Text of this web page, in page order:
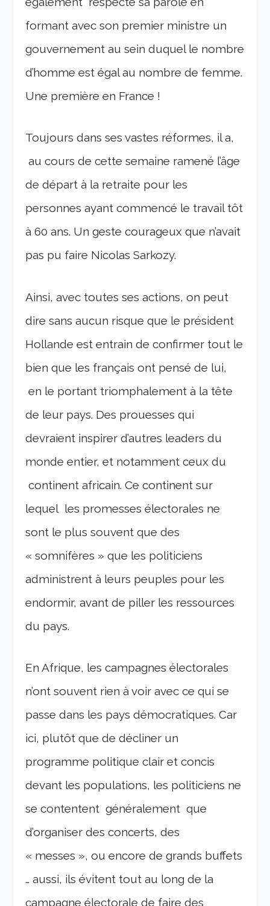
formant avec son premier ministre un
gouvernement au sein duquel le nombre
d’homme est égal au nombre de femme.
Une première en France !
Toujours dans ses vastes réformes, il a,
au cours de cette semaine ramené l’âge
de départ à la retraite pour les
personnes ayant commencé le travail tôt
à 60 ans. Un geste courageux que n’avait
pas pu faire Nicolas Sarkozy.
Ainsi, avec toutes ses actions, on peut
dire sans aucun risque que le président
Hollande est entrain de confirmer tout le
bien que les français ont pensé de lui,
en le portant triomphalement à la tête
de leur pays. Des prouesses qui
devraient inspirer d’autres leaders du
monde entier, et notamment ceux du
continent africain. Ce continent sur
lequel les promesses électorales ne
sont le plus souvent que des
« somnifères » que les politiciens
administrent à leurs peuples pour les
endormir, avant de piller les ressources
du pays.
En Afrique, les campagnes électorales
n’ont souvent rien à voir avec ce qui se
passe dans les pays démocratiques. Car
ici, plutôt que de décliner un
programme politique clair et concis
devant les populations, les politiciens ne
se contentent généralement que
d’organiser des concerts, des
« messes », ou encore de grands buffets
… aussi, ils évitent tout au long de la
campagne électorale de faire des